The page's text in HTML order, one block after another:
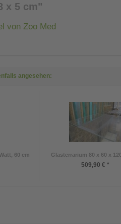
x 5 cm"
von Zoo Med
angesehen:
60 cm Glasterrarium 80 x 60 x
509,90 € *